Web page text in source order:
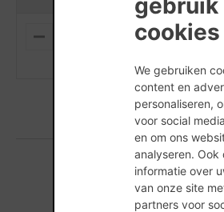
gebruik
cookies
We gebruiken
content en
personaliseren,
voor social
en om ons
analyseren. Ook
informatie over
van onze site
partners voor
M
P
U
S
1 producten